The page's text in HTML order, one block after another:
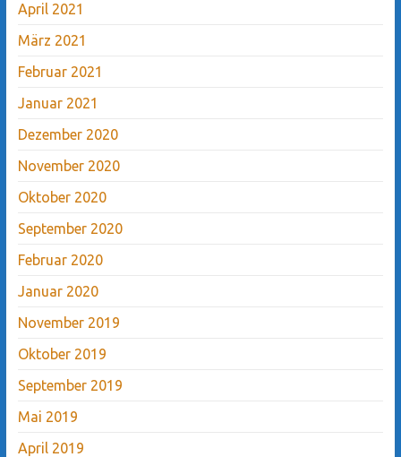
April 2021
März 2021
Februar 2021
Januar 2021
Dezember 2020
November 2020
Oktober 2020
September 2020
Februar 2020
Januar 2020
November 2019
Oktober 2019
September 2019
Mai 2019
April 2019